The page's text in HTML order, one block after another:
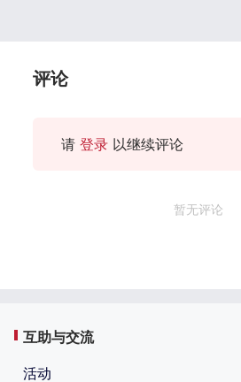
评论
请 登录 以继续评论
暂无评论
互助与交流
活动